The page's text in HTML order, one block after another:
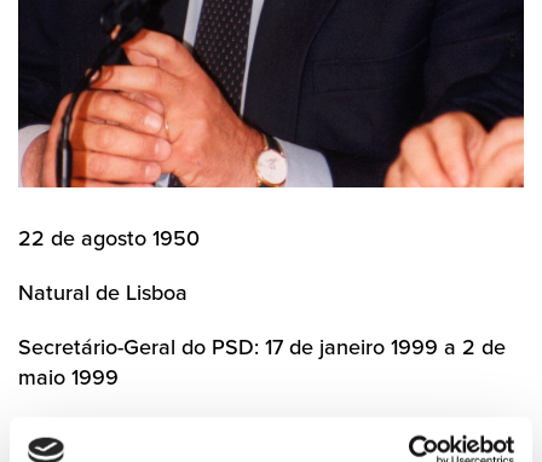
22 de agosto 1950
Natural de Lisboa
Secretário-Geral do PSD: 17 de janeiro 1999 a 2 de
maio 1999
Biografia